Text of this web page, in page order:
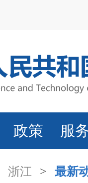
政策 服
浙江 > 最新